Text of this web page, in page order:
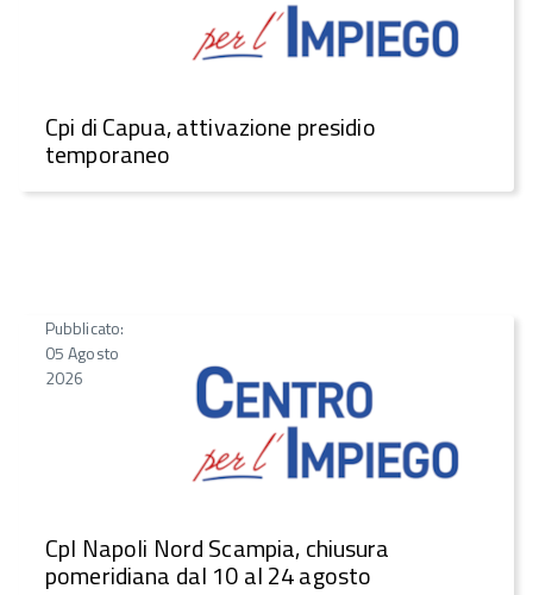
Cpi di Capua, attivazione presidio
temporaneo
Pubblicato:
05 Agosto
2026
CpI Napoli Nord Scampia, chiusura
pomeridiana dal 10 al 24 agosto